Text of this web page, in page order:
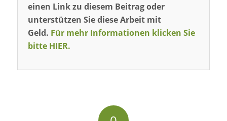
einen Link zu diesem Beitrag oder
unterstützen Sie diese Arbeit mit
Geld. Für mehr Informationen klicken Sie
bitte HIER.